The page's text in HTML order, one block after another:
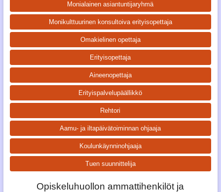
Monialainen asiantuntijaryhmä
Monikulttuurinen konsultoiva erityisopettaja
Omakielinen opettaja
Erityisopettaja
Aineenopettaja
Erityispalvelupäällikkö
Rehtori
Aamu- ja iltapäivätoiminnan ohjaaja
Koulunkäynninohjaaja
Tuen suunnittelija
Opiskeluhuollon ammattihenkilöt ja